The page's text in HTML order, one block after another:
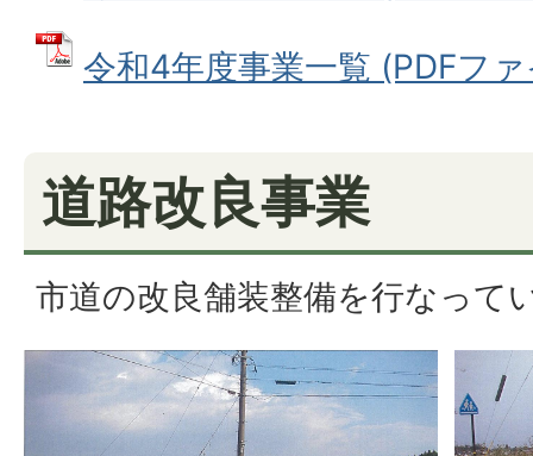
令和4年度事業一覧 (PDFフ
道路改良事業
市道の改良舗装整備を行なって